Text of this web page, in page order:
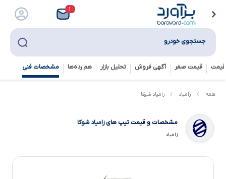
۱
جستجوی خودرو
قیمت صفر آگهی فروش تحلیل بازار هم رده‌ها‌ مشخصات فنی
همه زامیاد زامیاد شوکا
مشخصات و قیمت تیپ هایزامیاد شوکا
زامیاد